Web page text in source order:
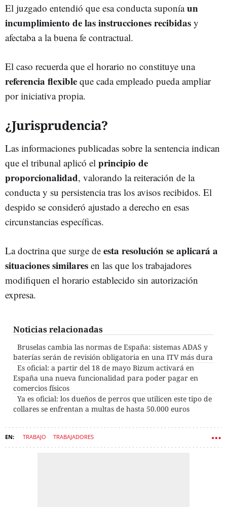
El juzgado entendió que esa conducta suponíaun
incumplimiento de las instrucciones recibidas y
afectaba a la buena fe contractual.
El caso recuerda que el horario no constituye una
referencia flexible que cada empleado pueda ampliar
por iniciativa propia.
¿Jurisprudencia?
Las informaciones publicadas sobre la sentencia indican
que el tribunal aplicó el principio de
proporcionalidad, valorando la reiteración de la
conducta y su persistencia tras los avisos recibidos. El
despido se consideró ajustado a derecho en esas
circunstancias específicas.
La doctrina que surge de esta resolución se aplicará a
situaciones similares en las que los trabajadores
modifiquen el horario establecido sin autorización
expresa.
Noticias relacionadas
Bruselas cambia las normas de España: sistemas ADAS y
baterías serán de revisión obligatoria en una ITV más dura
Es oficial: a partir del 18 de mayo Bizum activará en
España una nueva funcionalidad para poder pagar en
comercios físicos
Ya es oficial: los dueños de perros que utilicen este tipo de
collares se enfrentan a multas de hasta 50.000 euros
TRABAJO TRABAJADORES